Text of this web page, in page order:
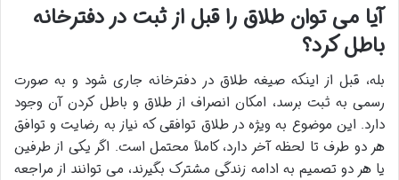
آیا می توان طلاق را قبل از ثبت در دفترخانه
باطل کرد؟
بله، قبل از اینکه صیغه طلاق در دفترخانه جاری شود و به صورت
رسمی به ثبت برسد، امکان انصراف از طلاق و باطل کردن آن وجود
دارد. این موضوع به ویژه در طلاق توافقی که نیاز به رضایت و توافق
هر دو طرف تا لحظه آخر دارد، کاملاً محتمل است. اگر یکی از طرفین
یا هر دو تصمیم به ادامه زندگی مشترک بگیرند، می توانند از مراجعه